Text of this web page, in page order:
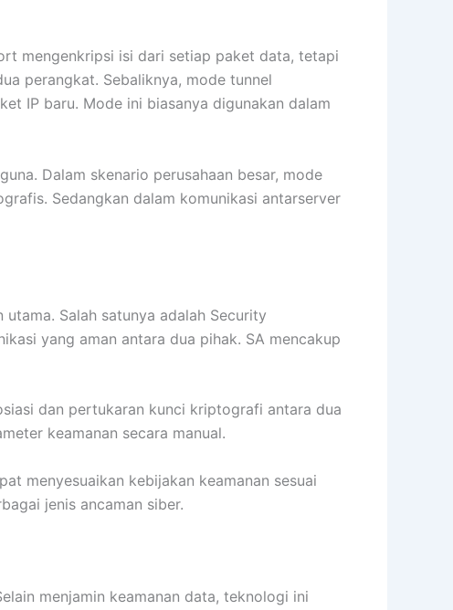
mengenkripsi isi dari setiap paket data, tetapi
perangkat. Sebaliknya, mode tunnel
IP baru. Mode ini biasanya digunakan dalam
Dalam skenario perusahaan besar, mode
Sedangkan dalam komunikasi antarserver
Salah satunya adalah Security
yang aman antara dua pihak. SA mencakup
dan pertukaran kunci kriptografi antara dua
keamanan secara manual.
menyesuaikan kebijakan keamanan sesuai
jenis ancaman siber.
menjamin keamanan data, teknologi ini